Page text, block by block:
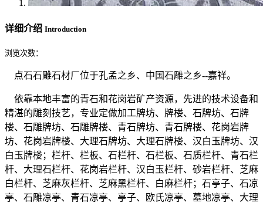
详细介绍 Introduction
浏览次数：
点石石雕石材厂位于孔孟之乡、中国石雕之乡--嘉祥。
依靠本地丰富的青石和花岗岩矿产资源，先进的技术设备和
精湛的雕刻技艺，专业定做加工牌坊、牌楼、石牌坊、石牌
楼、石雕牌坊、石雕牌楼、青石牌坊、青石牌楼、花岗岩牌
坊、花岗岩牌楼、大理石牌坊、大理石牌楼、汉白玉牌坊、汉
白玉牌楼；栏杆、栏板、石栏杆、石栏板、石质栏杆、青石栏
杆、大理石栏杆、花岗岩栏杆、汉白玉栏杆、砂岩栏杆、芝麻
白栏杆、芝麻灰栏杆、芝麻黑栏杆、白麻栏杆；石亭子、石凉
亭、石雕凉亭、青石凉亭、亭子、欧氏凉亭、墓地凉亭、大理